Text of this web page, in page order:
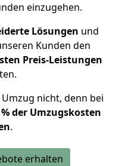
einzugehen.
Lösungen und
Kunden den
Preis-Leistungen
nicht, denn bei
% der Umzugskosten
.
erhalten